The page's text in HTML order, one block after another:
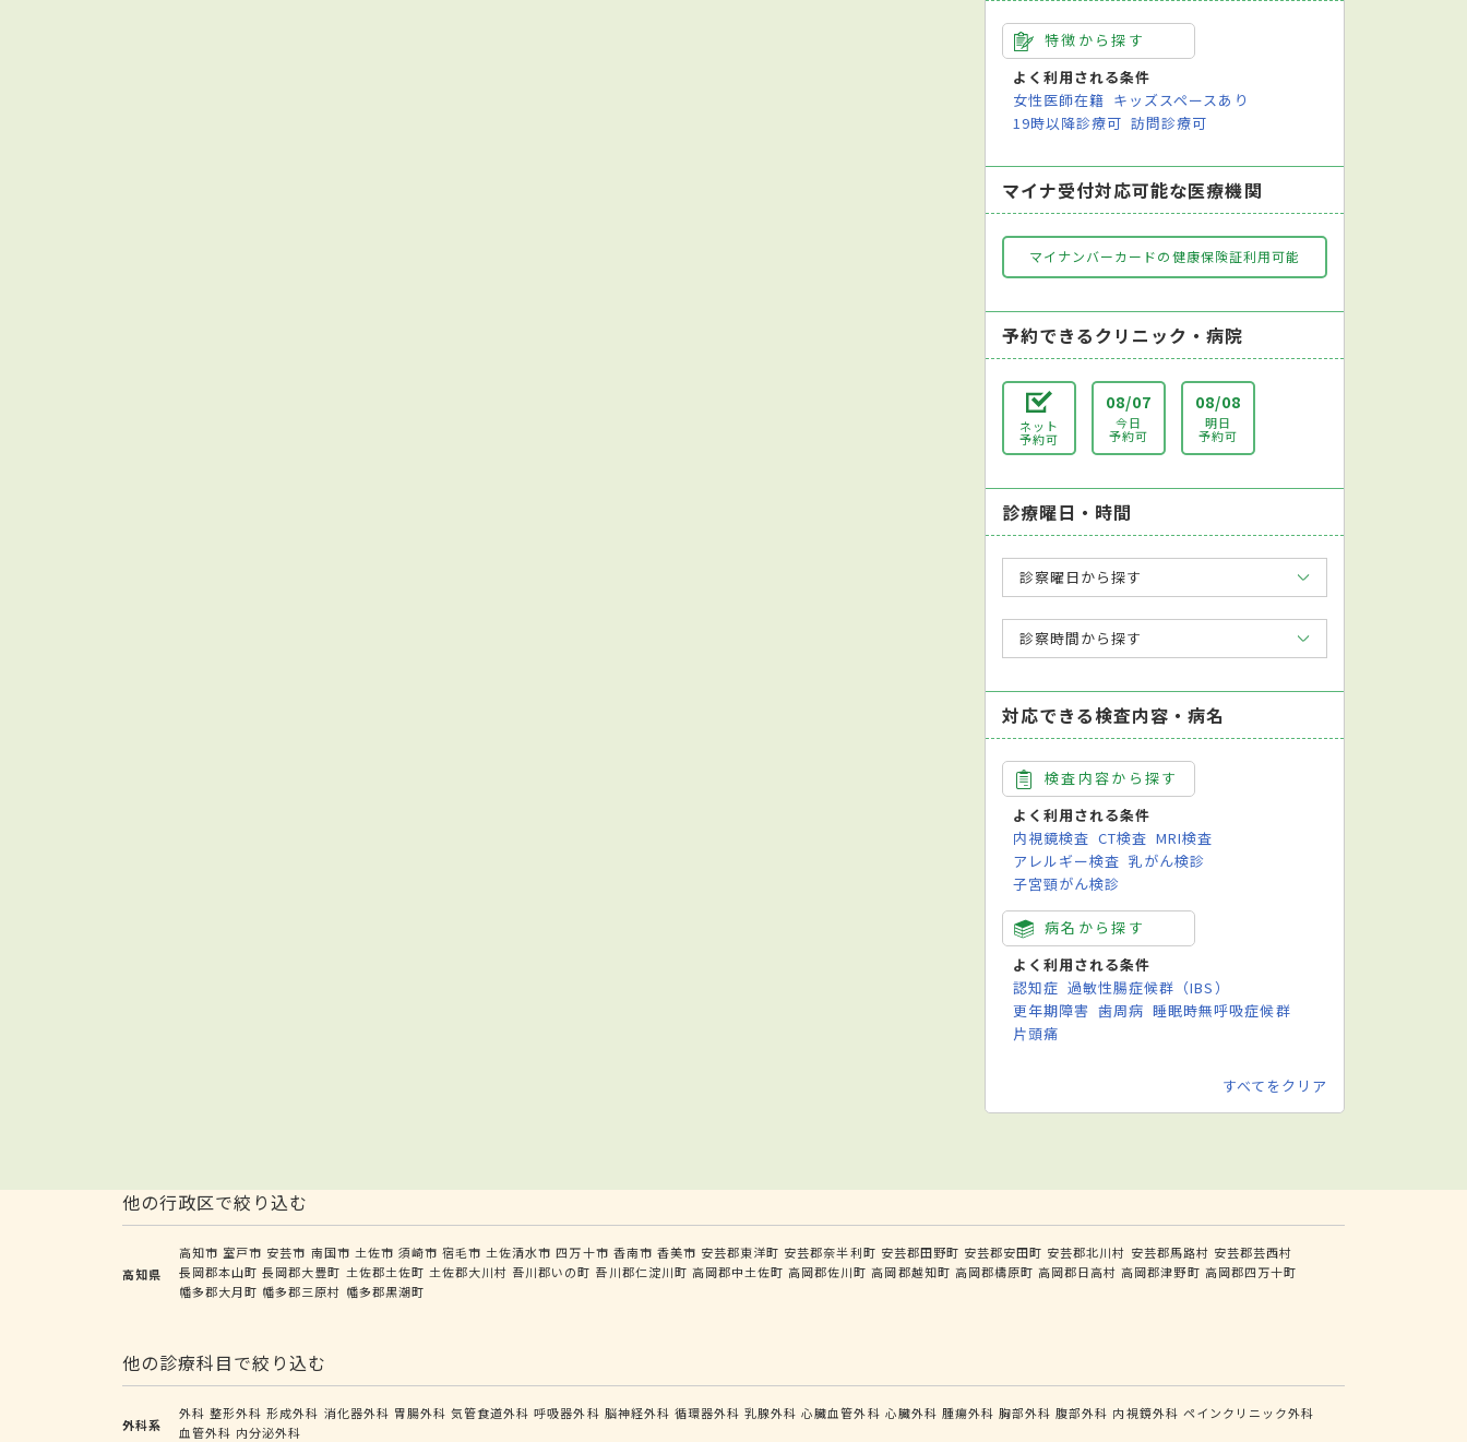
特徴から探す
よく利用される条件
女性医師在籍 キッズスペースあり
19時以降診療可 訪問診療可
マイナ受付対応可能な医療機関
マイナンバーカードの健康保険証利用可能
予約できるクリニック・病院
ネット
予約可
08/07
今日
予約可
08/08
明日
予約可
診療曜日・時間
診察曜日から探す
診察時間から探す
対応できる検査内容・病名
検査内容から探す
よく利用される条件
内視鏡検査 CT検査 MRI検査
アレルギー検査 乳がん検診
子宮頸がん検診
病名から探す
よく利用される条件
認知症 過敏性腸症候群（IBS）
更年期障害 歯周病 睡眠時無呼吸症候群
片頭痛
すべてをクリア
他の行政区で絞り込む
高知県
高知市 室戸市 安芸市 南国市 土佐市 須崎市 宿毛市 土佐清水市 四万十市 香南市 香美市 安芸郡東洋町 安芸郡奈半利町 安芸郡田野町 安芸郡安田町 安芸郡北川村 安芸郡馬路村 安芸郡芸西村
長岡郡本山町 長岡郡大豊町 土佐郡土佐町 土佐郡大川村 吾川郡いの町 吾川郡仁淀川町 高岡郡中土佐町 高岡郡佐川町 高岡郡越知町 高岡郡檮原町 高岡郡日高村 高岡郡津野町 高岡郡四万十町
幡多郡大月町 幡多郡三原村 幡多郡黒潮町
他の診療科目で絞り込む
外科系
外科 整形外科 形成外科 消化器外科 胃腸外科 気管食道外科 呼吸器外科 脳神経外科 循環器外科 乳腺外科 心臓血管外科 心臓外科 腫瘍外科 胸部外科 腹部外科 内視鏡外科 ペインクリニック外科
血管外科 内分泌外科